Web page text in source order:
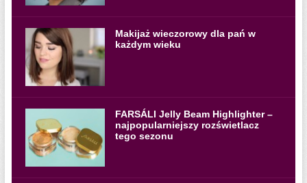
Makijaż wieczorowy dla pań w
każdym wieku
FARSÁLI Jelly Beam Highlighter –
najpopularniejszy rozświetlacz
tego sezonu